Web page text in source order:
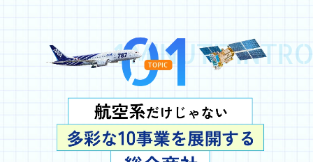
1 MINUTE INTRO